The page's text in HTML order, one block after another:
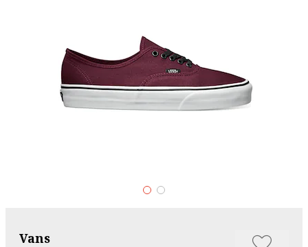
Vans